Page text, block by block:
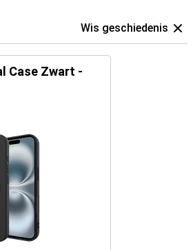
Wis geschiedenis
Case Zwart -